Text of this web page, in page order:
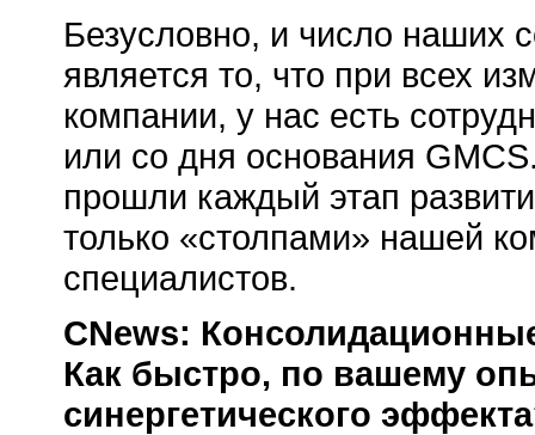
Безусловно, и число наших
является то, что при всех
компании, у нас есть
или со дня основания
прошли каждый этап
только «столпами» нашей
специалистов.
CNews:
Как быстро, по вашему
синергетического